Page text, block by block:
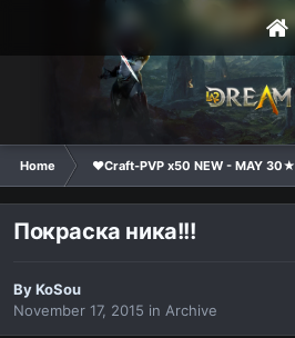
Home ❤Craft-PVP x50 NEW - MAY 30★
Покраска ника!!!
ByKoSou
November 17, 2015 in Archive